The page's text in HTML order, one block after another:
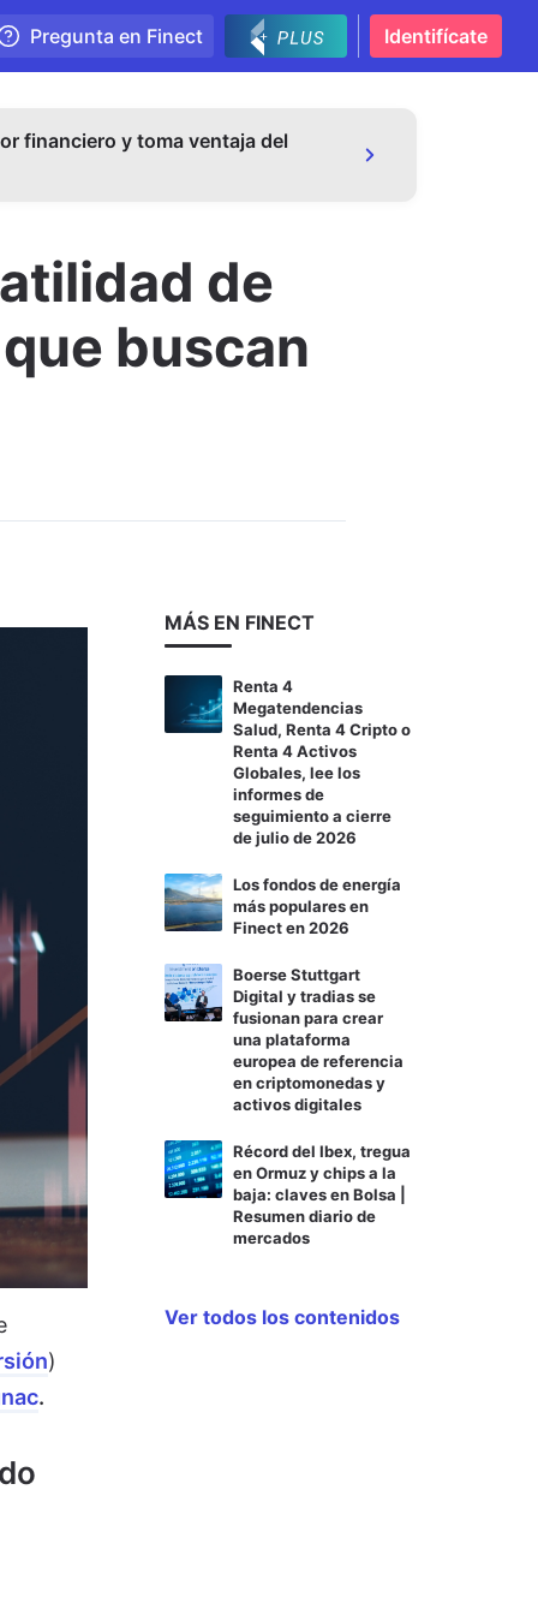
Pregunta en Finect Identifícate
financiero y toma ventaja del
de
buscan
)
.
MÁS EN FINECT
Renta 4
Megatendencias
Salud, Renta 4 Cripto o
Renta 4 Activos
Globales, lee los
informes de
seguimiento a cierre
de julio de 2026
Los fondos de energía
más populares en
Finect en 2026
Boerse Stuttgart
Digital y tradias se
fusionan para crear
una plataforma
europea de referencia
en criptomonedas y
activos digitales
Récord del Ibex, tregua
en Ormuz y chips a la
baja: claves en Bolsa |
Resumen diario de
mercados
Ver todos los contenidos